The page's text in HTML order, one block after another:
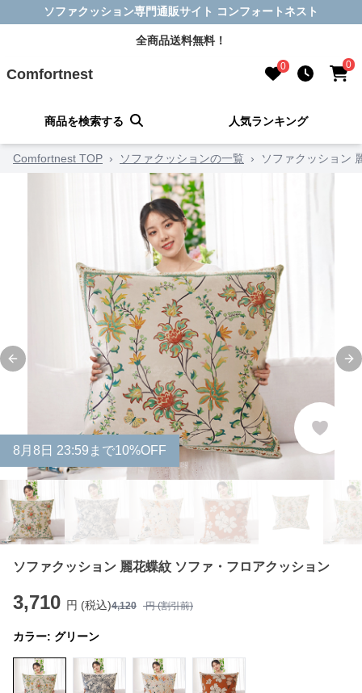
ソファクッション専門通販サイト コンフォートネスト
全商品送料無料！
Comfortnest 0 0
商品を検索する 人気ランキング
Comfortnest TOP › ソファクッションの一覧 › ソファクッション
Previous slide
8 月 8 日 23:59まで10%OFF
ソファクッション 麗花蝶紋 ソファ・フロアクッション
3,710 円 (税込)4,120 円 (割引前)
カラー: グリーン